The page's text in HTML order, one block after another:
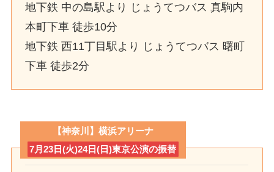
地下鉄 中の島駅より じょうてつバス 真駒内
本町下車 徒歩10分
地下鉄 西11丁目駅より じょうてつバス 曙町
下車 徒歩2分
【神奈川】横浜アリーナ
7月23日(火)24日(日)東京公演の振替